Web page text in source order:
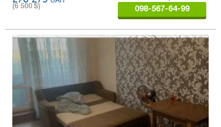
(6 500 $) 098-567-64-99